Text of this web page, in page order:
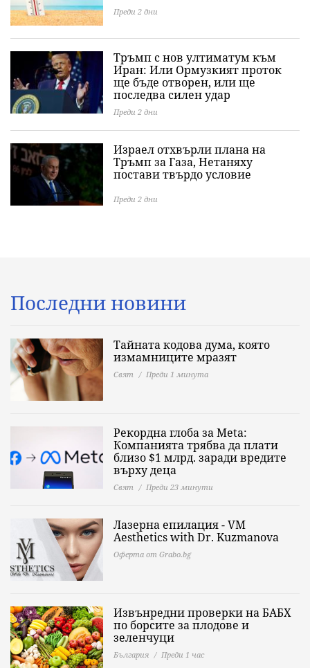
Преди 2 дни
Тръмп с нов ултиматум към
Иран: Или Ормузкият проток
ще бъде отворен, или ще
последва силен удар
Преди 2 дни
Израел отхвърли плана на
Тръмп за Газа, Нетаняху
постави твърдо условие
Преди 2 дни
Последни новини
Тайната кодова дума, която
измамниците мразят
Свят Преди 1 минута
Рекордна глоба за Meta:
Компанията трябва да плати
близо $1 млрд. заради вредите
върху деца
Свят Преди 23 минути
Лазерна епилация - VM
Aesthetics with Dr. Kuzmanova
Оферта от Grabo.bg
Извънредни проверки на БАБХ
по борсите за плодове и
зеленчуци
България Преди 1 час